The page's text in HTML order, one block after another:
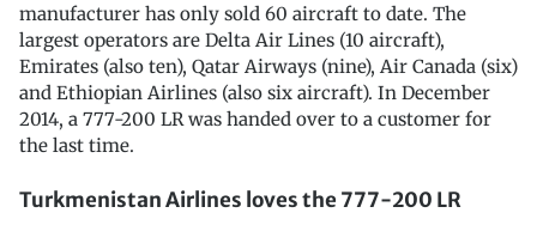
manufacturer has only sold 60 aircraft to date. The
largest operators are Delta Air Lines (10 aircraft),
Emirates (also ten), Qatar Airways (nine), Air Canada (six)
and Ethiopian Airlines (also six aircraft). In December
2014, a 777-200 LR was handed over to a customer for
the last time.
Turkmenistan Airlines loves the 777-200 LR